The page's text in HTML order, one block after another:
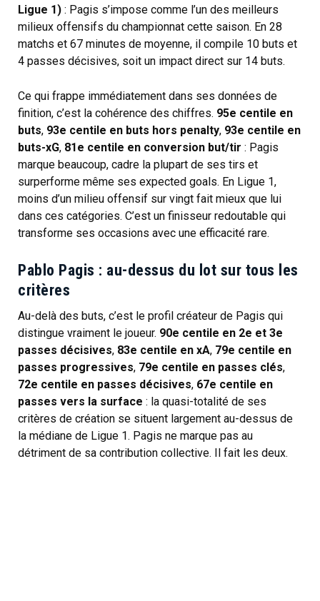
Ligue 1) : Pagis s’impose comme l’un des meilleurs
milieux offensifs du championnat cette saison. En 28
matchs et 67 minutes de moyenne, il compile 10 buts et
4 passes décisives, soit un impact direct sur 14 buts.
Ce qui frappe immédiatement dans ses données de
finition, c’est la cohérence des chiffres. 95e centile en
buts, 93e centile en buts hors penalty, 93e centile en
buts-xG, 81e centile en conversion but/tir : Pagis
marque beaucoup, cadre la plupart de ses tirs et
surperforme même ses expected goals. En Ligue 1,
moins d’un milieu offensif sur vingt fait mieux que lui
dans ces catégories. C’est un finisseur redoutable qui
transforme ses occasions avec une efficacité rare.
Pablo Pagis : au-dessus du lot sur tous les
critères
Au-delà des buts, c’est le profil créateur de Pagis qui
distingue vraiment le joueur. 90e centile en 2e et 3e
passes décisives, 83e centile en xA, 79e centile en
passes progressives, 79e centile en passes clés,
72e centile en passes décisives, 67e centile en
passes vers la surface : la quasi-totalité de ses
critères de création se situent largement au-dessus de
la médiane de Ligue 1. Pagis ne marque pas au
détriment de sa contribution collective. Il fait les deux.